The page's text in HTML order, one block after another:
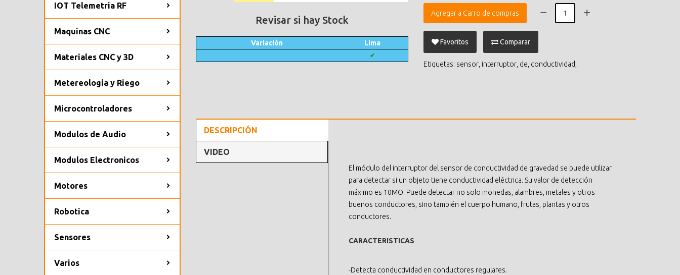
IOT Telemetria RF
Maquinas CNC
Materiales CNC y 3D
Metereologia y Riego
Microcontroladores
Modulos de Audio
Modulos Electronicos
Motores
Robotica
Sensores
Varios
Revisar si hay Stock
Variación Lima
✔
Agregar a Carro de compras
Favoritos Comparar
Etiquetas: sensor interruptor de conductividad
DESCRIPCIÓN
VIDEO
El módulo del interruptor del sensor de conductividad de gravedad se puede utilizar
para detectar si un objeto tiene conductividad eléctrica. Su valor de detección
máximo es 10MO. Puede detectar no solo monedas, alambres, metales y otros
buenos conductores, sino también el cuerpo humano, frutas, plantas y otros
conductores.
CARACTERISTICAS
-Detecta conductividad en conductores regulares.